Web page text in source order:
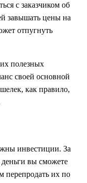
с заказчиком об
завышать цены на
отпугнуть
полезных
своей основной
как правило,
инвестиции. За
вы сможете
перепродать их по